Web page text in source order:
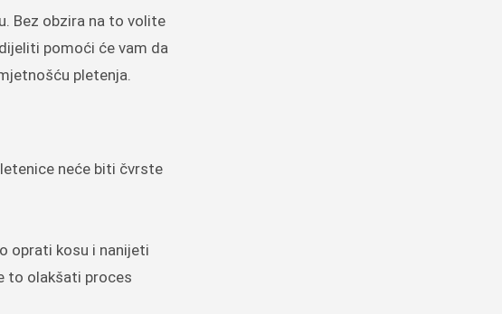
Bez obzira na to volite
pomoći će vam da
pletenja.
neće biti čvrste
oprati kosu i nanijeti
to olakšati proces